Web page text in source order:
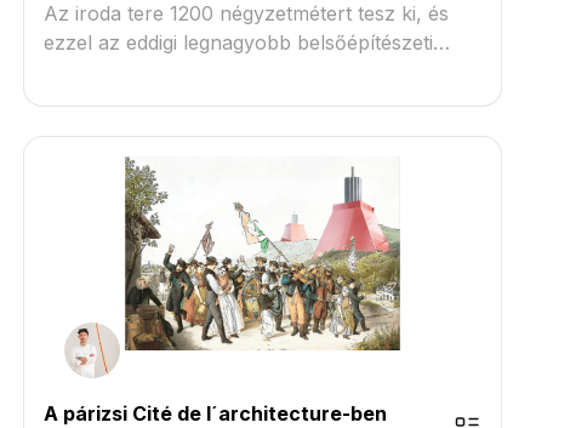
Az iroda tere 1200 négyzetmétert tesz ki, és
ezzel az eddigi legnagyobb belsőépítészeti
A párizsi Cité de l´architecture-ben